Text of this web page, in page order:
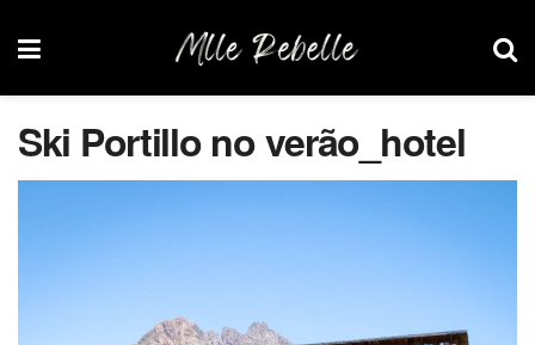
Ski Portillo no verão_hotel